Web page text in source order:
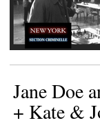
Jane Doe
+ Kate &